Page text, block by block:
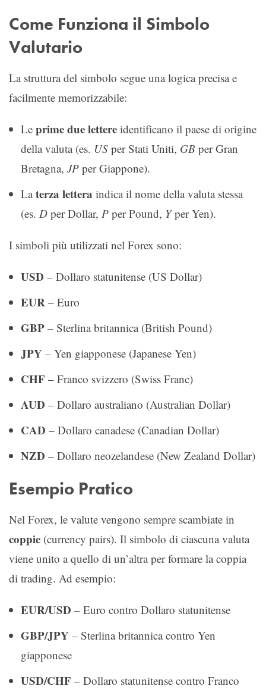
Come Funziona il Simbolo
Valutario
La struttura del simbolo segue una logica precisa e
facilmente memorizzabile:
Le prime due lettere identificano il paese di origine
della valuta (es. US per Stati Uniti, GB per Gran
Bretagna, JP per Giappone).
Laterza lettera indica il nome della valuta stessa
(es. D per Dollar, P per Pound, Yper Yen).
I simboli più utilizzati nel Forex sono:
USD – Dollaro statunitense (US Dollar)
EUR – Euro
GBP – Sterlina britannica (British Pound)
JPY – Yen giapponese (Japanese Yen)
CHF – Franco svizzero (Swiss Franc)
AUD – Dollaro australiano (Australian Dollar)
CAD – Dollaro canadese (Canadian Dollar)
NZD – Dollaro neozelandese (New Zealand Dollar)
Esempio Pratico
Nel Forex, le valute vengono sempre scambiate in
coppie (currency pairs). Il simbolo di ciascuna valuta
viene unito a quello di un’altra per formare la coppia
di trading. Ad esempio:
EUR/USD – Euro contro Dollaro statunitense
GBP/JPY – Sterlina britannica contro Yen
giapponese
USD/CHF – Dollaro statunitense contro Franco